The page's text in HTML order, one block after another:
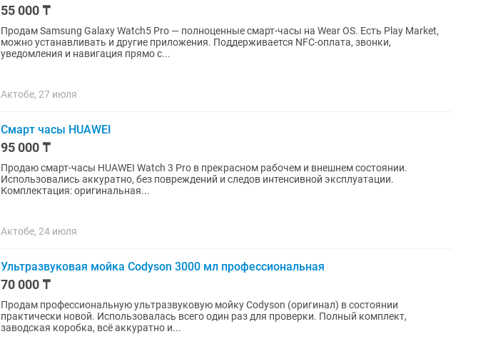
55 000 ₸
Продам Samsung Galaxy Watch5 Pro — полноценные смарт-часы на Wear OS. Есть Play Market,
можно устанавливать и другие приложения. Поддерживается NFC-оплата, звонки,
уведомления и навигация прямо с...
Актобе, 27 июля
Смарт часы HUAWEI
95 000 ₸
Продаю смарт-часы HUAWEI Watch 3 Pro в прекрасном рабочем и внешнем состоянии.
Использовались аккуратно, без повреждений и следов интенсивной эксплуатации.
Комплектация: оригинальная...
Актобе, 24 июля
Ультразвуковая мойка Codyson 3000 мл профессиональная
70 000 ₸
Продам профессиональную ультразвуковую мойку Codyson (оригинал) в состоянии
практически новой. Использовалась всего один раз для проверки. Полный комплект,
заводская коробка, всё аккуратно и...